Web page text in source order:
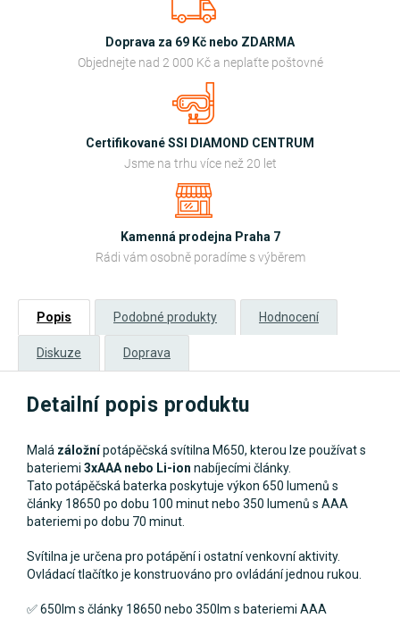
Doprava za 69 Kč nebo ZDARMA
Objednejte nad 2 000 Kč a neplaťte poštovné
Certifikované SSI DIAMOND CENTRUM
Jsme na trhu více než 20 let
Kamenná prodejna Praha 7
Rádi vám osobně poradíme s výběrem
Popis Podobné produkty Hodnocení
Diskuze Doprava
Detailní popis produktu
Malá záložnípotápěčská svítilna M650, kterou lze používat s
bateriemi 3xAAA nebo Li-ion nabíjecími články.
Tato potápěčská baterka poskytuje výkon 650 lumenů s
články 18650 po dobu 100 minut nebo 350 lumenů s AAA
bateriemi po dobu 70 minut.
Svítilna je určena pro potápění i ostatní venkovní aktivity.
Ovládací tlačítko je konstruováno pro ovládání jednou rukou.
✅650lm s články 18650 nebo 350lm s bateriemi AAA